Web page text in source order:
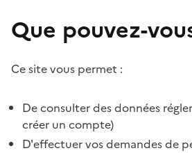
Que pouvez-
Ce site vous permet :
De consulter des données
créer un compte)
D'effectuer vos demandes de